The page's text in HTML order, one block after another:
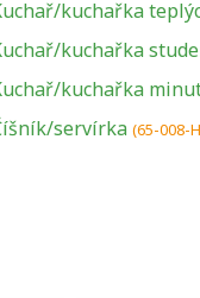
kuchařka
kuchařka
kuchařka
servírka (65-008-